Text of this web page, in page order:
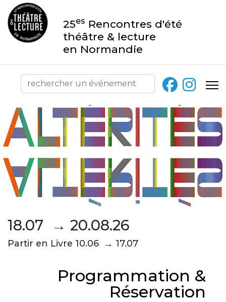
25es Rencontres d'été
théâtre & lecture
en Normandie
18.07 → 20.08.26
Partir en Livre 10.06 → 17.07
Programmation &
Réservation